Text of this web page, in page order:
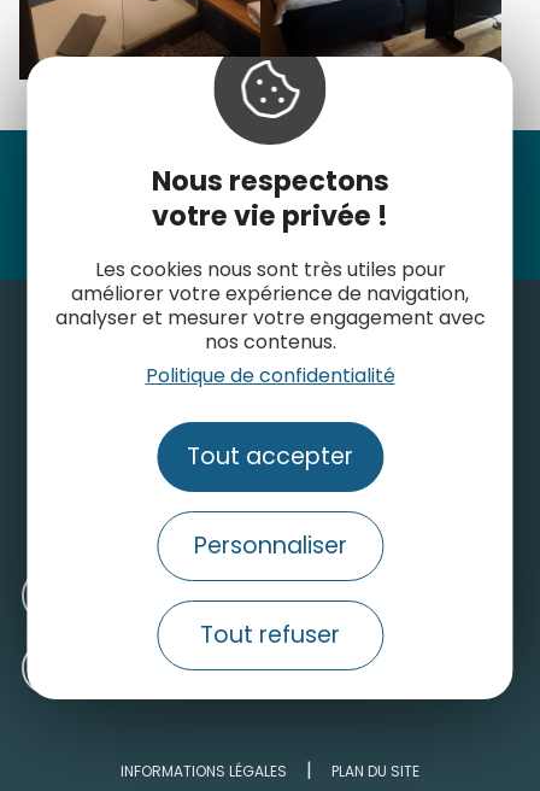
Nous respectons
votre vie privée !
Les cookies nous sont très utiles pour
améliorer votre expérience de navigation,
analyser et mesurer votre engagement avec
nos contenus.
Politique de confidentialité
Tout accepter
Personnaliser
Tout refuser
Suivez-nous
Contactez-nous
Consulter le site grand public
Nos engagements pour un tourisme durable
Médiathèque
Recrutement
INFORMATIONS LÉGALES PLAN DU SITE